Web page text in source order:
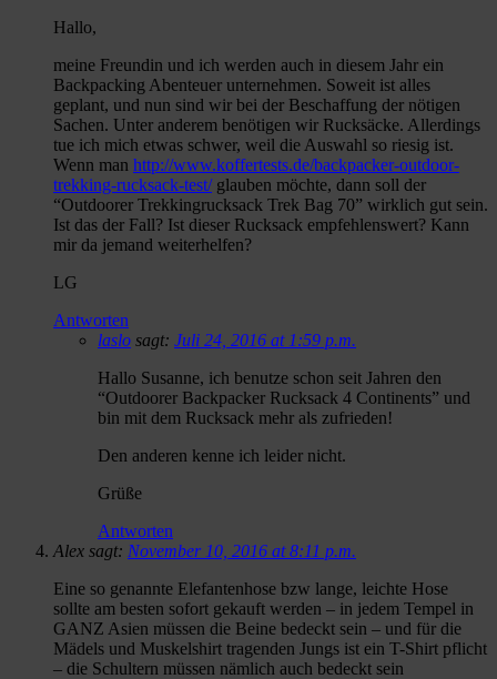
Hallo,
meine Freundin und ich werden auch in diesem Jahr ein
Backpacking Abenteuer unternehmen. Soweit ist alles
geplant, und nun sind wir bei der Beschaffung der nötigen
Sachen. Unter anderem benötigen wir Rucksäcke. Allerdings
tue ich mich etwas schwer, weil die Auswahl so riesig ist.
Wenn man http://www.koffertests.de/backpacker-outdoor-
trekking-rucksack-test/glauben möchte, dann soll der
“Outdoorer Trekkingrucksack Trek Bag 70” wirklich gut sein.
Ist das der Fall? Ist dieser Rucksack empfehlenswert? Kann
mir da jemand weiterhelfen?
LG
Antworten
laslo sagt: Juli 24, 2016 at 1:59 p.m.
Hallo Susanne, ich benutze schon seit Jahren den
“Outdoorer Backpacker Rucksack 4 Continents” und
bin mit dem Rucksack mehr als zufrieden!
Den anderen kenne ich leider nicht.
Grüße
Antworten
Alex sagt: November 10, 2016 at 8:11 p.m.
Eine so genannte Elefantenhose bzw lange, leichte Hose
sollte am besten sofort gekauft werden – in jedem Tempel in
GANZ Asien müssen die Beine bedeckt sein – und für die
Mädels und Muskelshirt tragenden Jungs ist ein T-Shirt pflicht
– die Schultern müssen nämlich auch bedeckt sein